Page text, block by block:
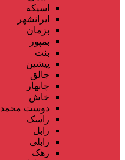
اسپکه
ایرانشهر
بزمان
بمپور
بنت
پیشین
جالق
چابهار
خاش
دوست محمد
راسک
زابل
زابلی
زهک